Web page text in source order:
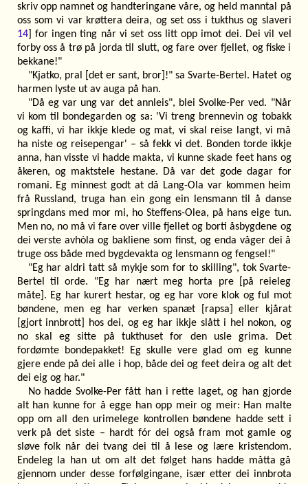
skriv opp namnet og handteringane våre, og held manntal på
oss som vi var krøttera deira, og set oss i tukthus og slaveri
14] for ingen ting når vi set oss litt opp imot dei. Dei vil vel
forby oss å trø på jorda til slutt, og fare over fjellet, og fiske i
bekkane!"
"Kjatko, pral [det er sant, bror]!" sa Svarte-Bertel. Hatet og
harmen lyste ut av auga på han.
"Då eg var ung var det annleis", blei Svolke-Per ved. "Når
vi kom til bondegarden og sa: 'Vi treng brennevin og tobakk
og kaffi, vi har ikkje klede og mat, vi skal reise langt, vi må
ha niste og reisepengar' – så fekk vi det. Bonden torde ikkje
anna, han visste vi hadde makta, vi kunne skade feet hans og
åkeren, og maktstele hestane. Då var det gode dagar for
romani. Eg minnest godt at då Lang-Ola var kommen heim
frå Russland, truga han ein gong ein lensmann til å danse
springdans med mor mi, ho Steffens-Olea, på hans eige tun.
Men no, no må vi fare over ville fjellet og borti åsbygdene og
dei verste avhòla og bakliene som finst, og enda våger dei å
truge oss både med bygdevakta og lensmann og fengsel!"
"Eg har aldri tatt så mykje som for to skilling", tok Svarte-
Bertel til orde. "Eg har nært meg horta pre [på reieleg
måte]. Eg har kurert hestar, og eg har vore klok og ful mot
bøndene, men eg har verken spanæt [rapsa] eller kjårat
[gjort innbrott] hos dei, og eg har ikkje slått i hel nokon, og
no skal eg sitte på tukthuset for den usle grima. Det
fordømte bondepakket! Eg skulle vere glad om eg kunne
gjere ende på dei alle i hop, både dei og feet deira og alt det
dei eig og har."
No hadde Svolke-Per fått han i rette laget, og han gjorde
alt han kunne for å egge han opp meir og meir: Han malte
opp om all den urimelege kontrollen bøndene hadde sett i
verk på det siste – hardt fór dei også fram mot gamle og
sløve folk når dei tvang dei til å lese og lære kristendom.
Endeleg la han ut om alt det følget hans hadde måtta gå
gjennom under desse forfølgingane, især etter dei innbrota